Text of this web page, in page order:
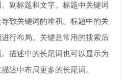
副标题和文字。标题中关键词
致关键词的堆积。标题中的关
行布局。关键是常用的搜索后
描述中的长尾词也可以显示为
述中布局更多的长尾词。